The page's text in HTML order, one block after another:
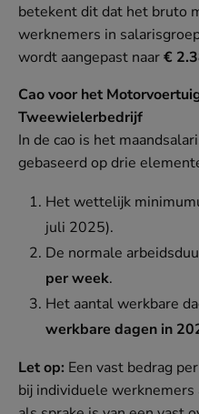
betekent dit dat het bruto
werknemers in
wordt aangepast naar€
Cao voor het
Tweewielerbedrijf
In de cao is het
gebaseerd op drie
Het wettelijk
juli 2025).
De normale
per week.
Het aantal werkbare
werkbare dagen in
Let op: Een vast bedrag
bij individuele